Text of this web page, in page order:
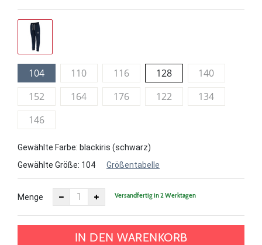
104 110 116 128
140
152
164 176 122
134
146
Gewählte Farbe: blackiris (schwarz)
Gewählte Größe: 104 Größentabelle
Menge Versandfertig in 2 Werktagen
IN DEN WARENKORB